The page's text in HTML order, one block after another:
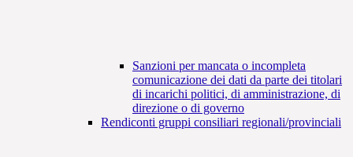
Sanzioni per mancata o incompleta
comunicazione dei dati da parte dei titolari
di incarichi politici, di amministrazione, di
direzione o di governo
Rendiconti gruppi consiliari regionali/provinciali